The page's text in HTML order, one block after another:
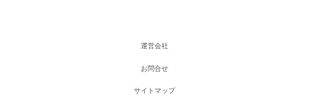
運営会社
お問合せ
サイトマップ